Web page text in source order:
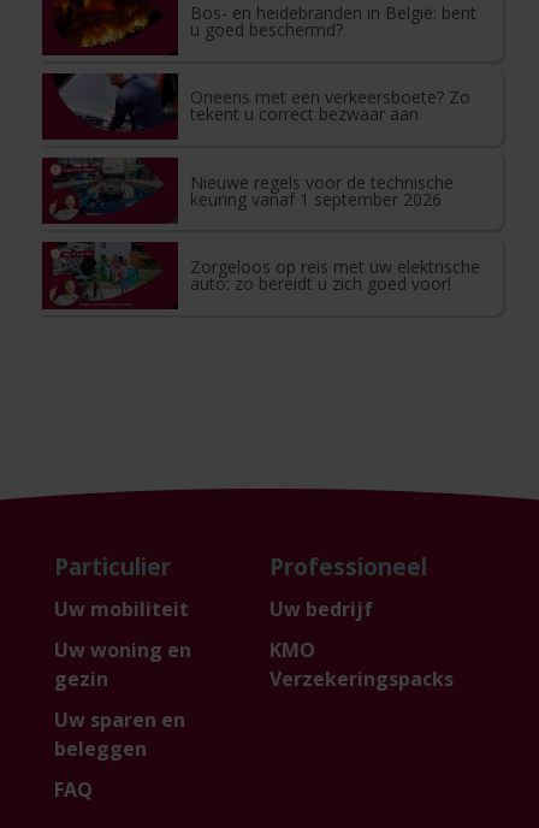
Bos- en heidebranden in België: bent
u goed beschermd?
Oneens met een verkeersboete? Zo
tekent u correct bezwaar aan
Nieuwe regels voor de technische
keuring vanaf 1 september 2026
Zorgeloos op reis met uw elektrische
auto: zo bereidt u zich goed voor!
Particulier
Uw mobiliteit
Uw woning en
gezin
Uw sparen en
beleggen
FAQ
Professioneel
Uw bedrijf
KMO
Verzekeringspacks